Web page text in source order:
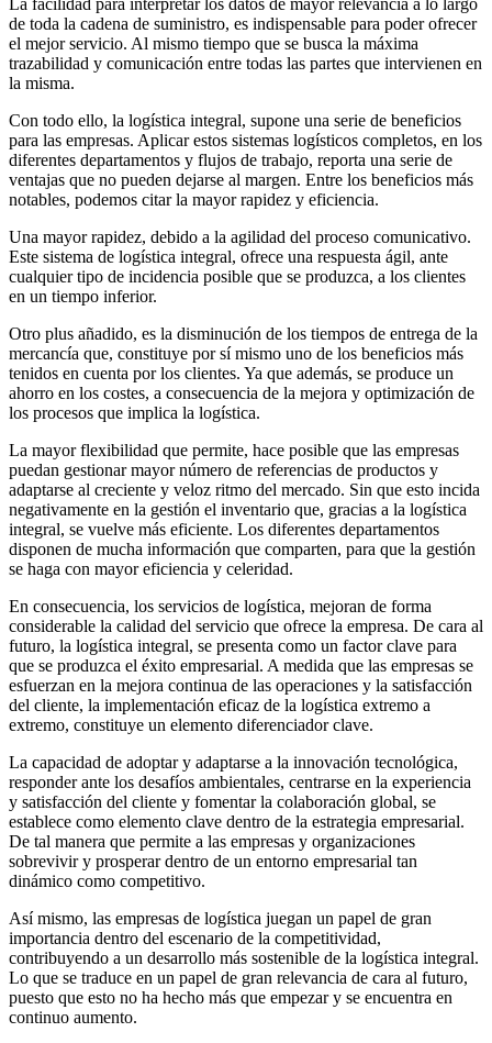
de toda la cadena de suministro, es indispensable para poder ofrecer
el mejor servicio. Al mismo tiempo que se busca la máxima
trazabilidad y comunicación entre todas las partes que intervienen en
la misma.
Con todo ello, la logística integral, supone una serie de beneficios
para las empresas. Aplicar estos sistemas logísticos completos, en los
diferentes departamentos y flujos de trabajo, reporta una serie de
ventajas que no pueden dejarse al margen. Entre los beneficios más
notables, podemos citar la mayor rapidez y eficiencia.
Una mayor rapidez, debido a la agilidad del proceso comunicativo.
Este sistema de logística integral, ofrece una respuesta ágil, ante
cualquier tipo de incidencia posible que se produzca, a los clientes
en un tiempo inferior.
Otro plus añadido, es la disminución de los tiempos de entrega de la
mercancía que, constituye por sí mismo uno de los beneficios más
tenidos en cuenta por los clientes. Ya que además, se produce un
ahorro en los costes, a consecuencia de la mejora y optimización de
los procesos que implica la logística.
La mayor flexibilidad que permite, hace posible que las empresas
puedan gestionar mayor número de referencias de productos y
adaptarse al creciente y veloz ritmo del mercado. Sin que esto incida
negativamente en la gestión el inventario que, gracias a la logística
integral, se vuelve más eficiente. Los diferentes departamentos
disponen de mucha información que comparten, para que la gestión
se haga con mayor eficiencia y celeridad.
En consecuencia, los servicios de logística, mejoran de forma
considerable la calidad del servicio que ofrece la empresa. De cara al
futuro, la logística integral, se presenta como un factor clave para
que se produzca el éxito empresarial. A medida que las empresas se
esfuerzan en la mejora continua de las operaciones y la satisfacción
del cliente, la implementación eficaz de la logística extremo a
extremo, constituye un elemento diferenciador clave.
La capacidad de adoptar y adaptarse a la innovación tecnológica,
responder ante los desafíos ambientales, centrarse en la experiencia
y satisfacción del cliente y fomentar la colaboración global, se
establece como elemento clave dentro de la estrategia empresarial.
De tal manera que permite a las empresas y organizaciones
sobrevivir y prosperar dentro de un entorno empresarial tan
dinámico como competitivo.
Así mismo, las empresas de logística juegan un papel de gran
importancia dentro del escenario de la competitividad,
contribuyendo a un desarrollo más sostenible de la logística integral.
Lo que se traduce en un papel de gran relevancia de cara al futuro,
puesto que esto no ha hecho más que empezar y se encuentra en
continuo aumento.